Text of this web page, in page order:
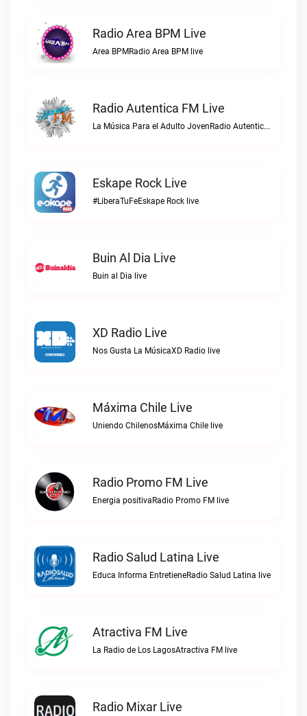
Radio Area BPM Live
Area BPMRadio Area BPM live
Radio Autentica FM Live
La Música Para el Adulto JovenRadio Autentica FM live
Eskape Rock Live
#LiberaTuFeEskape Rock live
Buin Al Dia Live
Buin al Dia live
XD Radio Live
Nos Gusta La MúsicaXD Radio live
Máxima Chile Live
Uniendo ChilenosMáxima Chile live
Radio Promo FM Live
Energia positivaRadio Promo FM live
Radio Salud Latina Live
Educa Informa EntretieneRadio Salud Latina live
Atractiva FM Live
La Radio de Los LagosAtractiva FM live
Radio Mixar Live